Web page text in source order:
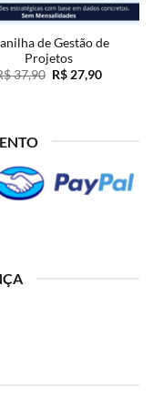
de Gestão de
Projetos
37,90 O
R$ 27,90O